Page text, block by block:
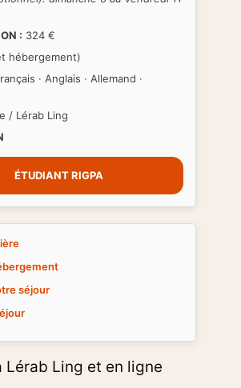
Lérab Ling et en ligne
: 324 €
hébergement)
· Anglais · Allemand ·
/ Lérab Ling
ÉTUDIANT RIGPA
séjour